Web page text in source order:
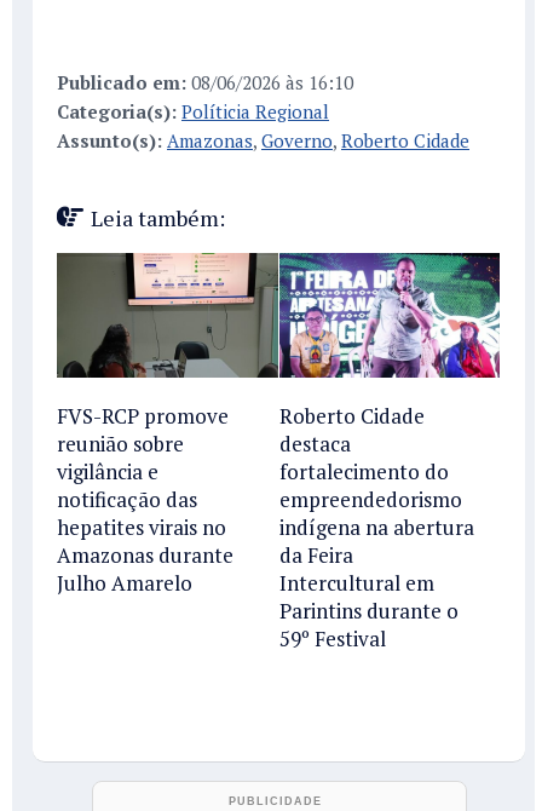
Publicado em: 08/06/2026 às 16:10
Categoria(s): Políticia Regional
Assunto(s): Amazonas, Governo, Roberto Cidade
Leia também:
FVS-RCP promove
reunião sobre
vigilância e
notificação das
hepatites virais no
Amazonas durante
Julho Amarelo
Roberto Cidade
destaca
fortalecimento do
empreendedorismo
indígena na abertura
da Feira
Intercultural em
Parintins durante o
59º Festival